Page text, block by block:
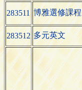
283511 博雅選修課程
283512 多元英文